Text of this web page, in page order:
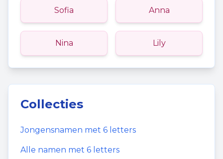
Sofia Anna
Nina Lily
Collecties
Jongensnamen met 6 letters
Alle namen met 6 letters